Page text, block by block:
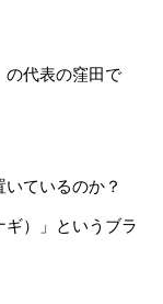
の代表の窪田で
ているのか？
）」というブラ